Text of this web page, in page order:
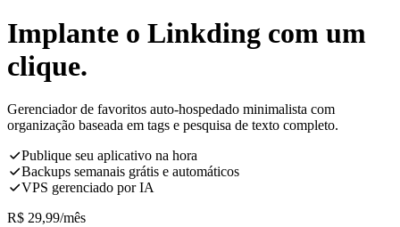
Implante o Linkding com um
clique.
Gerenciador de favoritos auto-hospedado minimalista com
organização baseada em tags e pesquisa de texto completo.
Publique seu aplicativo na hora
Backups semanais grátis e automáticos
VPS gerenciado por IA
R$ 29,99/mês